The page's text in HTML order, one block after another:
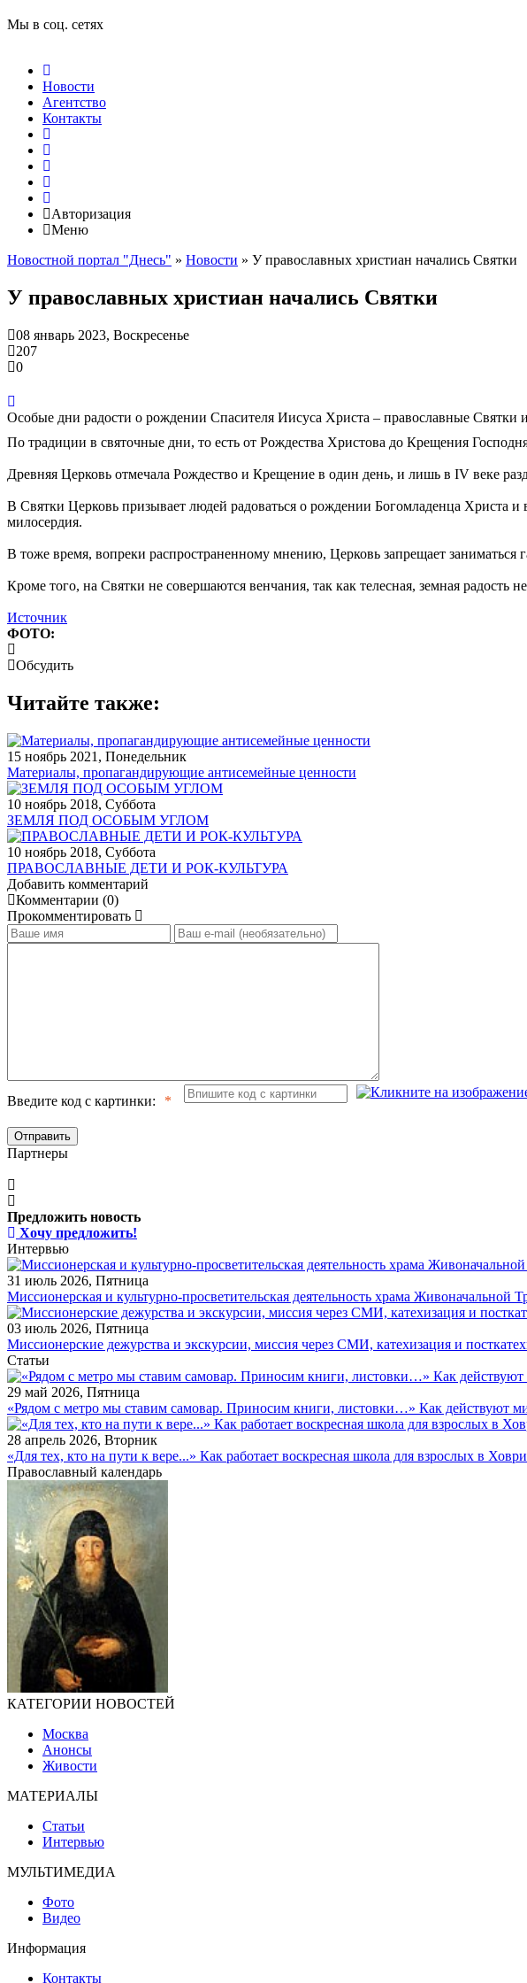
Мы в соц. сетях
Новости
Агентство
Контакты
Авторизация
Меню
Новостной портал "Днесь" » Новости » У православных христиан начались Святки
У православных христиан начались Святки
08 январь 2023, Воскресенье
207
0
Особые дни радости о рождении Спасителя Иисуса Христа – православные Святки
По традиции в святочные дни, то есть от Рождества Христова до Крещения
Древняя Церковь отмечала Рождество и Крещение в один день, и лишь в IV веке
В Святки Церковь призывает людей радоваться о рождении Богомладенца Христа и
милосердия.
В тоже время, вопреки распространенному мнению, Церковь запрещает заниматься
Кроме того, на Святки не совершаются венчания, так как телесная, земная радость
Источник
ФОТО:
Обсудить
Читайте также:
15 ноябрь 2021, Понедельник
Материалы, пропагандирующие антисемейные ценности
10 ноябрь 2018, Суббота
ЗЕМЛЯ ПОД ОСОБЫМ УГЛОМ
10 ноябрь 2018, Суббота
ПРАВОСЛАВНЫЕ ДЕТИ И РОК-КУЛЬТУРА
Добавить комментарий
Комментарии (0)
Прокомментировать
Введите код с картинки:
Отправить
Партнеры
Предложить новость
Хочу предложить!
Интервью
31 июль 2026, Пятница
Миссионерская и культурно-просветительская деятельность храма Живоначальной
03 июль 2026, Пятница
Миссионерские дежурства и экскурсии, миссия через СМИ, катехизация и
Статьи
29 май 2026, Пятница
«Рядом с метро мы ставим самовар. Приносим книги, листовки…» Как действуют
28 апрель 2026, Вторник
«Для тех, кто на пути к вере...» Как работает воскресная школа для взрослых в
Православный календарь
КАТЕГОРИИ НОВОСТЕЙ
Москва
Анонсы
Живости
МАТЕРИАЛЫ
Статьи
Интервью
МУЛЬТИМЕДИА
Фото
Видео
Информация
Контакты